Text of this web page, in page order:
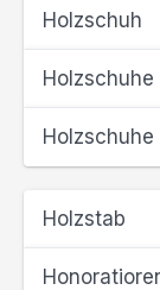
Holzschuh
Holzschuhe
Holzstab